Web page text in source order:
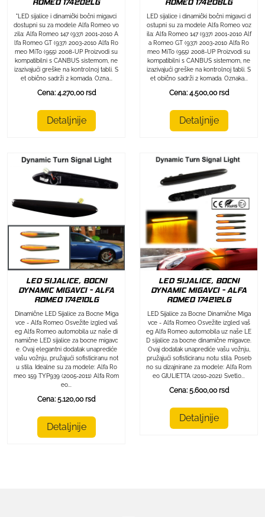
"LED sijalice i dinamički bočni migavci
dostupni su za modele Alfa Romeo vo
zila: Alfa Romeo 147 (937) 2001-2010 A
lfa Romeo GT (937) 2003-2010 Alfa Ro
meo MiTo (955) 2008-UP Proizvodi su
kompatibilni s CANBUS sistemom, ne
izazivajući greške na kontrolnoj tabli. S
et obično sadrži 2 komada. Ozna...
Cena: 4.270,00 rsd
Detaljnije
LED sijalice i dinamički bočni migavci d
ostupni su za modele Alfa Romeo voz
ila: Alfa Romeo 147 (937) 2001-2010 Alf
a Romeo GT (937) 2003-2010 Alfa Ro
meo MiTo (955) 2008-UP Proizvodi su
kompatibilni s CANBUS sistemom, ne
izazivajući greške na kontrolnoj tabli. S
et obično sadrži 2 komada. Oznaka...
Cena: 4.500,00 rsd
Detaljnije
LED SIJALICE, BOCNI
DYNAMIC MIGAVCI - ALFA
ROMEO 174210LG
Dinamične LED Sijalice za Bocne Miga
vce - Alfa Romeo Osvežite izgled vaš
eg Alfa Romeo automobila uz naše di
namične LED sijalice za bocne migavc
e. Ovaj elegantni dodatak unaprediće
vašu vožnju, pružajući sofisticiranu not
u stila. Idealne su za modele: Alfa Ro
meo 159 TYP939 (2005-2011) Alfa Rom
eo...
Cena: 5.120,00 rsd
Detaljnije
LED SIJALICE, BOCNI
DYNAMIC MIGAVCI - ALFA
ROMEO 174212LG
LED Sijalice za Bocne Dinamične Miga
vce - Alfa Romeo Osvežite izgled vaš
eg Alfa Romeo automobila uz naše LE
D sijalice za bocne dinamične migavce.
Ovaj dodatak unaprediće vašu vožnju,
pružajući sofisticiranu notu stila. Poseb
no su dizajnirane za modele: Alfa Rom
eo GIULIETTA (2010-2021) Svetlo...
Cena: 5.600,00 rsd
Detaljnije